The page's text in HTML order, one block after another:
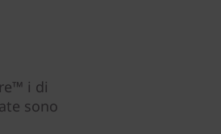
i di
sono